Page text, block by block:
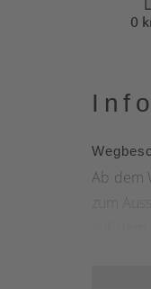
0
Ab dem
zum